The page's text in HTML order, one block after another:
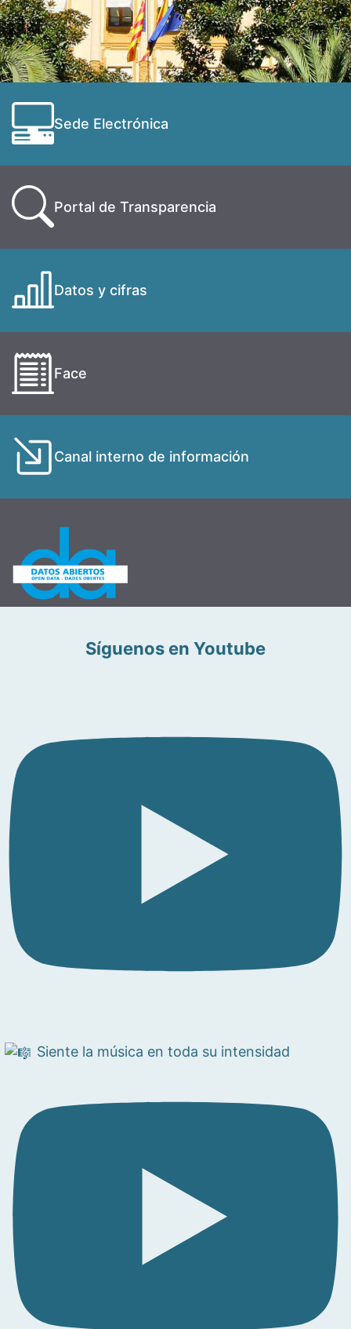
Sede Electrónica
Portal de Transparencia
Datos y cifras
Face
Canal interno de información
Síguenos en Youtube
Siente la música en toda su intensidad